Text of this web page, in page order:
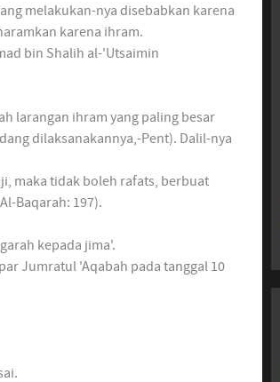
melakukan-nya disebabkan karena
karena ihram.
bin Shalih al-'Utsaimin
larangan ihram yang paling besar
dilaksanakannya,-Pent). Dalil-nya
maka tidak boleh rafats, berbuat
Baqarah: 197).
kepada jima'.
Jumratul 'Aqabah pada tanggal 10